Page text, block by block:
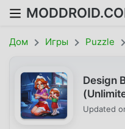
Дом Игры Puzzle
Design
Updated